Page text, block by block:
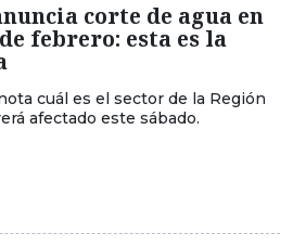
corte de agua en
febrero: esta es la
cuál es el sector de la Región
afectado este sábado.